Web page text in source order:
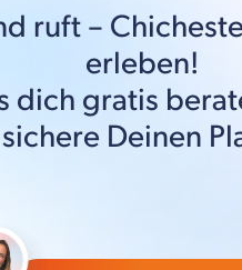
ruft –
erleben!
dich gratis
sichere Deinen